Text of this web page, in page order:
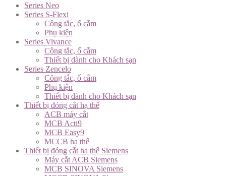
Series Neo
Series S-Flexi
Công tắc, ổ cắm
Phụ kiện
Series Vivance
Công tắc, ổ cắm
Thiết bị dành cho Khách sạn
Series Zencelo
Công tắc, ổ cắm
Phụ kiện
Thiết bị dành cho Khách sạn
Thiết bị đóng cắt hạ thế
ACB máy cắt
MCB Acti9
MCB Easy9
MCCB hạ thế
Thiết bị đóng cắt hạ thế Siemens
Máy cắt ACB Siemens
MCB SINOVA Siemens